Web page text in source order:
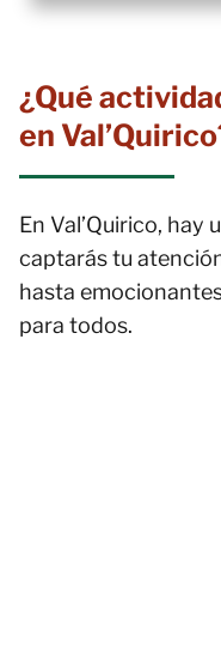
¿Qué
en
En Val’Quirico, hay
captarás tu
hasta
para todos.